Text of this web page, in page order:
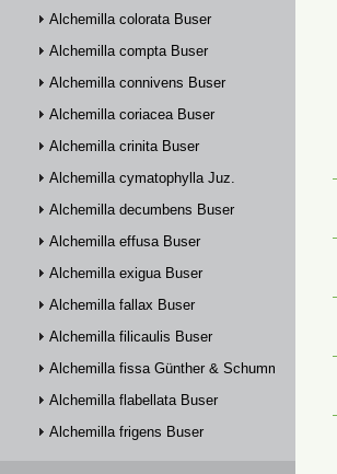
Alchemilla colorata Buser
Alchemilla compta Buser
Alchemilla connivens Buser
Alchemilla coriacea Buser
Alchemilla crinita Buser
Alchemilla cymatophylla Juz.
Alchemilla decumbens Buser
Alchemilla effusa Buser
Alchemilla exigua Buser
Alchemilla fallax Buser
Alchemilla filicaulis Buser
Alchemilla fissa Günther & Schummel
Alchemilla flabellata Buser
Alchemilla frigens Buser